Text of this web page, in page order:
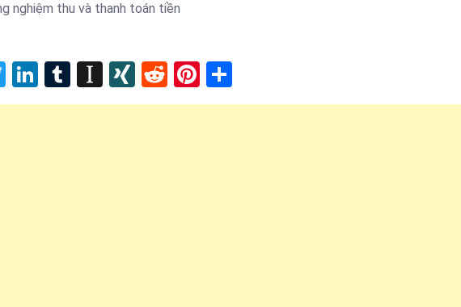
nghiệm thu và thanh toán tiền
TwitterLinkedIn
Tumblr
Instapaper
XINGRedditPinterest